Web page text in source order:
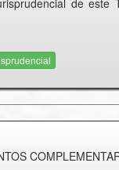
de este